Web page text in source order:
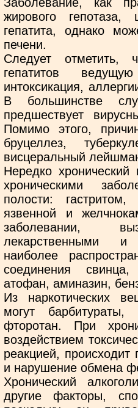
жирового гепотаза,
гепатита, однако
печени.
Следует отметить,
гепатитов
интоксикация,
В большинстве
предшествует
Помимо этого,
бруцеллез,
висцеральный
Нередко хронический
хроническими
полости: гастритом,
язвенной и
заболевании,
лекарственными и
наиболее
соединения
атофан, аминазин,
Из наркотических
могут барбитураты,
фторотан. При
воздействием
реакцией,
и нарушение обмена
Хронический
другие факторы,